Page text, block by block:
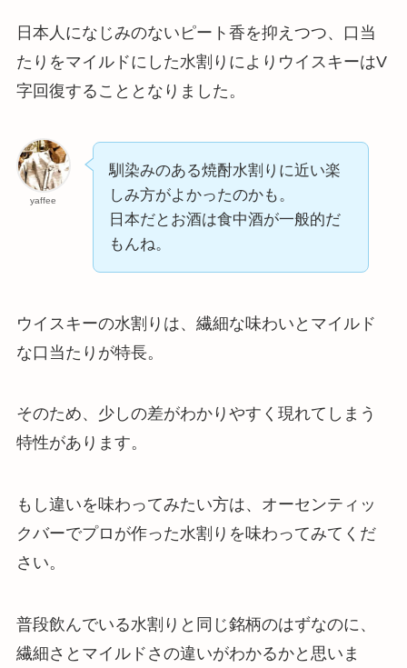
日本人になじみのないピート香を抑えつつ、口当
たりをマイルドにした水割りによりウイスキーはV
字回復することとなりました。
yaffee
馴染みのある焼酎水割りに近い楽
しみ方がよかったのかも。
日本だとお酒は食中酒が一般的だ
もんね。
ウイスキーの水割りは、繊細な味わいとマイルド
な口当たりが特長。
そのため、少しの差がわかりやすく現れてしまう
特性があります。
もし違いを味わってみたい方は、オーセンティッ
クバーでプロが作った水割りを味わってみてくだ
さい。
普段飲んでいる水割りと同じ銘柄のはずなのに、
繊細さとマイルドさの違いがわかるかと思いま